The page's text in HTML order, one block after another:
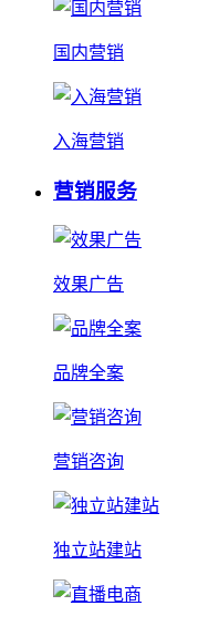
国内营销
入海营销
营销服务
效果广告
品牌全案
营销咨询
独立站建站